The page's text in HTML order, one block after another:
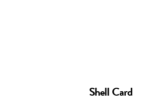
Shell Card